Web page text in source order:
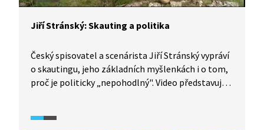
Jiří Stránský: Skauting a politika
Český spisovatel a scenárista Jiří Stránský vypráví
o skautingu, jeho základních myšlenkách i o tom,
proč je politicky „nepohodlný". Video představuje
myšlenkového i hodnotového světa tohoto